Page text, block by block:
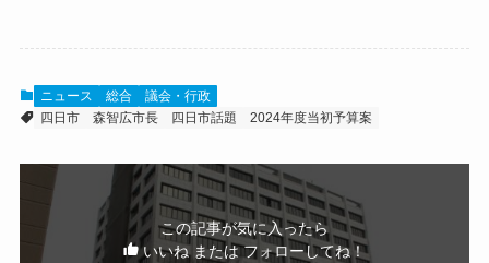
ニュース 総合
議会・行政
四日市
森智広市長 四日市話題 2024年度当初予算案
この記事が気に入ったら
いいね または フォローしてね！